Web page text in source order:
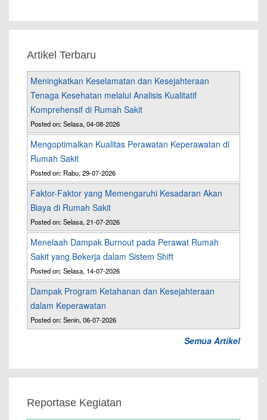
Artikel Terbaru
Meningkatkan Keselamatan dan Kesejahteraan
Tenaga Kesehatan melalui Analisis Kualitatif
Komprehensif di Rumah Sakit
Posted on: Selasa, 04-08-2026
Mengoptimalkan Kualitas Perawatan Keperawatan di
Rumah Sakit
Posted on: Rabu, 29-07-2026
Faktor-Faktor yang Memengaruhi Kesadaran Akan
Biaya di Rumah Sakit
Posted on: Selasa, 21-07-2026
Menelaah Dampak Burnout pada Perawat Rumah
Sakit yang Bekerja dalam Sistem Shift
Posted on: Selasa, 14-07-2026
Dampak Program Ketahanan dan Kesejahteraan
dalam Keperawatan
Posted on: Senin, 06-07-2026
Semua Artikel
Reportase Kegiatan